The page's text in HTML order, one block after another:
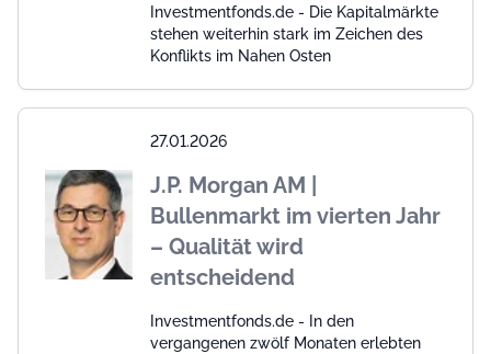
Investmentfonds.de - Die Kapitalmärkte
stehen weiterhin stark im Zeichen des
Konflikts im Nahen Osten
27.01.2026
J.P. Morgan AM |
Bullenmarkt im vierten Jahr
– Qualität wird
entscheidend
Investmentfonds.de - In den
vergangenen zwölf Monaten erlebten